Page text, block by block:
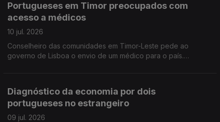
Portugueses em Timor preocupados com
acesso a médicos
10 jul. 2026
Conselheiro das comunidades em Timor-Leste pede ao
governo de Lisboa o envio de um médico para o país.
Diagnóstico da economia por dois
portugueses no estrangeiro
09 jul. 2026